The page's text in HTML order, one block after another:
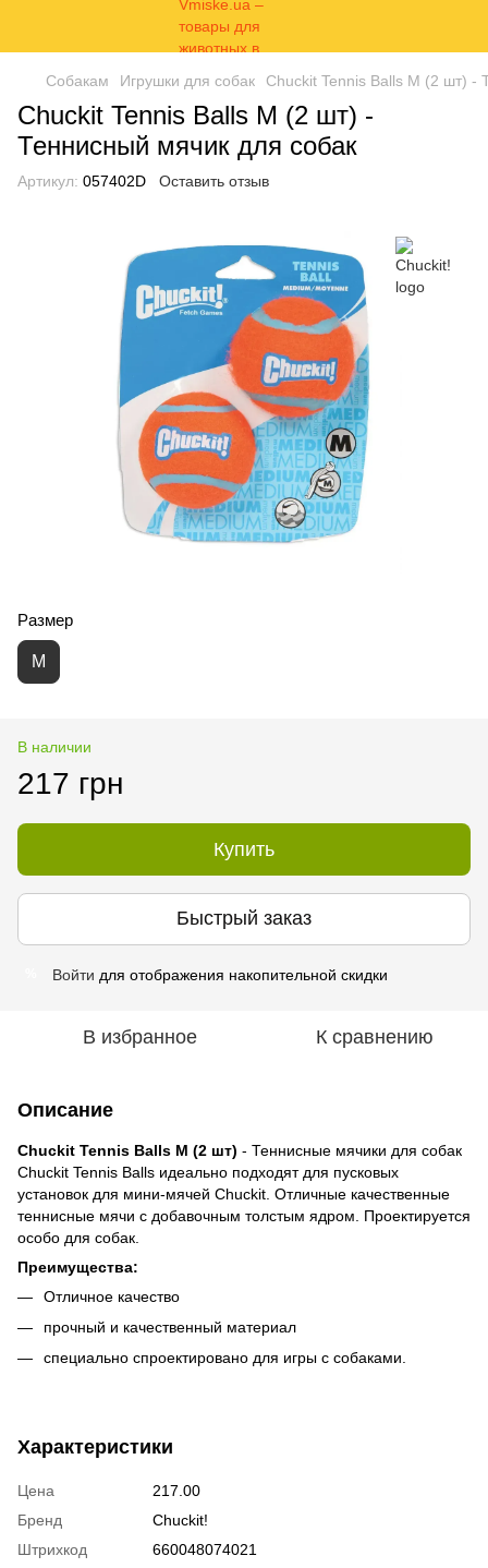
Собакам Игрушки для собак Chuckit Tennis Balls M (2 шт) -
Chuckit Tennis Balls M (2 шт) -
Теннисный мячик для собак
Артикул: 057402D Оставить отзыв
Размер
M
В наличии
217 грн
Купить
Быстрый заказ
Войти для отображения накопительной скидки
В избранное К сравнению
Описание
Chuckit Tennis Balls M (2 шт) - Теннисные мячики для собак
Chuckit Tennis Balls идеально подходят для пусковых
установок для мини-мячей Chuckit. Отличные качественные
теннисные мячи с добавочным толстым ядром. Проектируется
особо для собак.
Преимущества:
Отличное качество
прочный и качественный материал
специально спроектировано для игры с собаками.
Характеристики
Цена
217.00
Бренд
Chuckit!
Штрихкод
660048074021